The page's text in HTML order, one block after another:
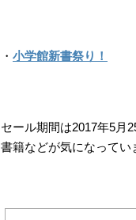
・ 小学館新書祭り！
セール期間は2017年5月
書籍などが気になってい